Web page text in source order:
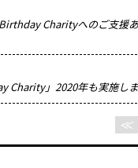
Charityへのご支援
Charity」2020年も実施し
＜＜